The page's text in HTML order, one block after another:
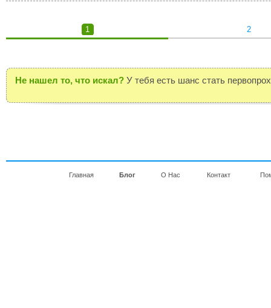
1 2
Не нашел то, что искал? У тебя есть шанс стать
Главная Блог О Нас Контакт